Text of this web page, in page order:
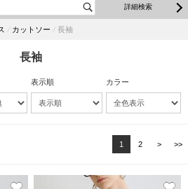
詳細検索
⁄ カットソー ⁄ 長袖
長袖
表示順 カラー
1 2 > >>